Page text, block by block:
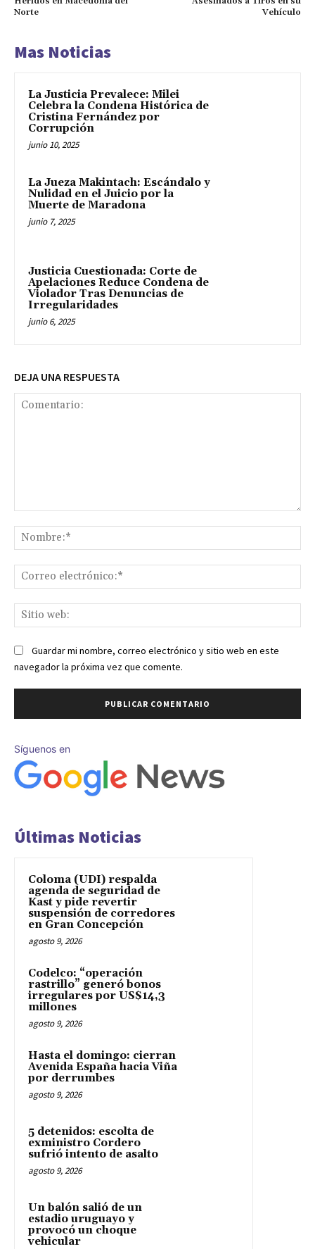
Norte
Vehículo
Mas Noticias
La Justicia Prevalece: Milei
Celebra la Condena Histórica de
Cristina Fernández por
Corrupción
junio 10, 2025
La Jueza Makintach: Escándalo y
Nulidad en el Juicio por la
Muerte de Maradona
junio 7, 2025
Justicia Cuestionada: Corte de
Apelaciones Reduce Condena de
Violador Tras Denuncias de
Irregularidades
junio 6, 2025
DEJA UNA RESPUESTA
Guardar mi nombre, correo electrónico y sitio web en este
navegador la próxima vez que comente.
Síguenos en
Últimas Noticias
Coloma (UDI) respalda
agenda de seguridad de
Kast y pide revertir
suspensión de corredores
en Gran Concepción
agosto 9, 2026
Codelco: “operación
rastrillo” generó bonos
irregulares por US$14,3
millones
agosto 9, 2026
Hasta el domingo: cierran
Avenida España hacia Viña
por derrumbes
agosto 9, 2026
5 detenidos: escolta de
exministro Cordero
sufrió intento de asalto
agosto 9, 2026
Un balón salió de un
estadio uruguayo y
provocó un choque
vehicular